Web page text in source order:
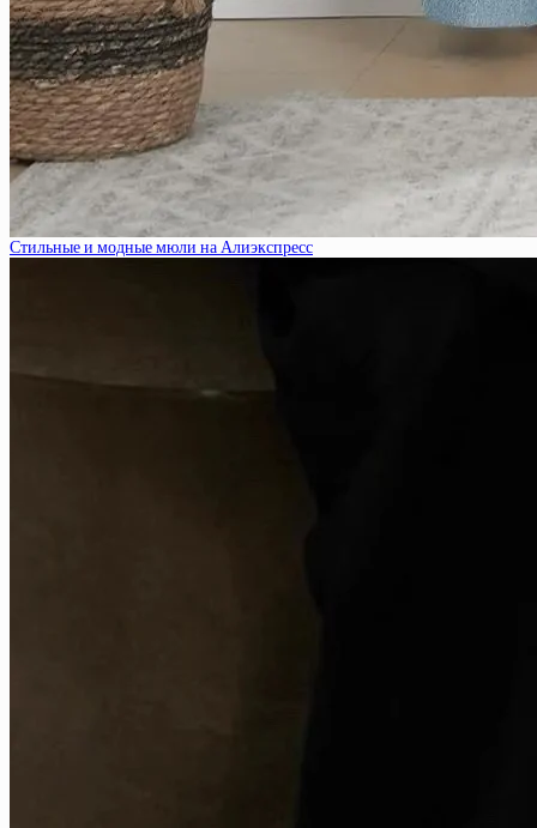
Стильные и модные мюли на Алиэкспресс